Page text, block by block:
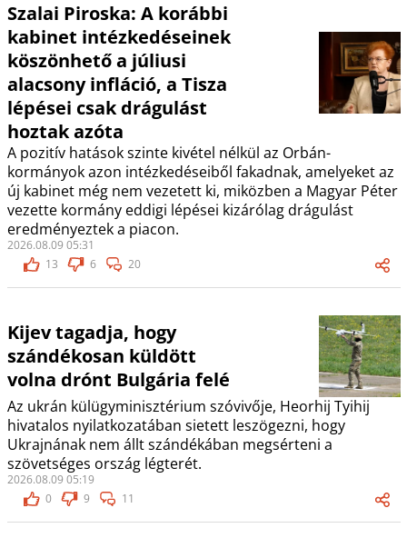
Szalai Piroska: A korábbi
kabinet intézkedéseinek
köszönhető a júliusi
alacsony infláció, a Tisza
lépései csak drágulást
hoztak azóta
A pozitív hatások szinte kivétel nélkül az Orbán-
kormányok azon intézkedéseiből fakadnak, amelyeket az
új kabinet még nem vezetett ki, miközben a Magyar Péter
vezette kormány eddigi lépései kizárólag drágulást
eredményeztek a piacon.
2026.08.09 05:31
13
6 20
Kijev tagadja, hogy
szándékosan küldött
volna drónt Bulgária felé
Az ukrán külügyminisztérium szóvivője, Heorhij Tyihij
hivatalos nyilatkozatában sietett leszögezni, hogy
Ukrajnának nem állt szándékában megsérteni a
szövetséges ország légterét.
2026.08.09 05:19
0
9 11